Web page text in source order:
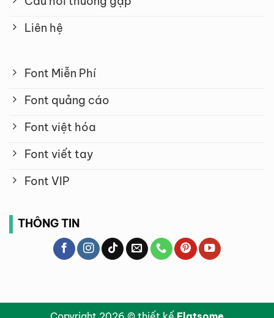
Liên hệ
Font Miễn Phí
Font quảng cáo
Font việt hóa
Font viết tay
Font VIP
THÔNG TIN